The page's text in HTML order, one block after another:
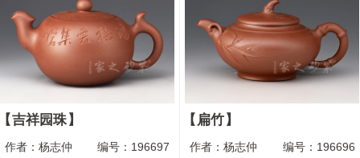
吉祥园珠
编号： 196697
作者： 杨志仲
扁竹
编号： 196696
作者： 杨志仲